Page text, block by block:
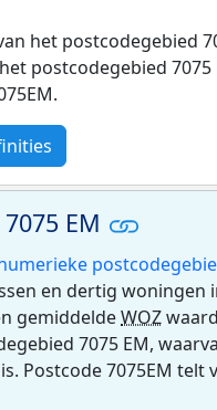
het postcodegebied
postcodegebied 7075
EM
en dertig woningen
gemiddeldeWOZ
7075 EM,
Postcode 7075EM